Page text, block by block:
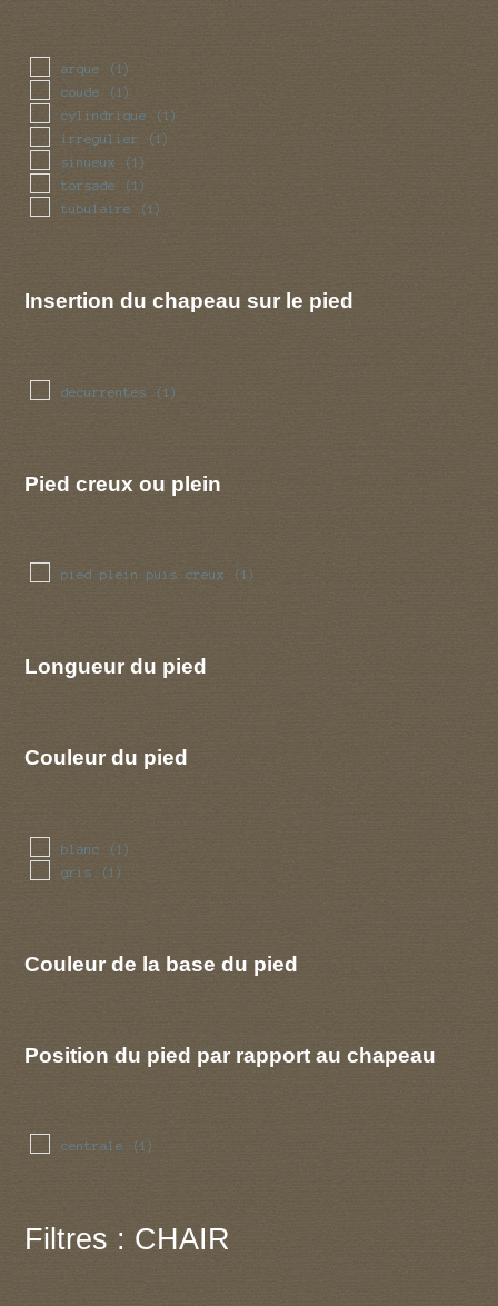
arque (1)
coude (1)
cylindrique (1)
irregulier (1)
sinueux (1)
torsade (1)
tubulaire (1)
Insertion du chapeau sur le pied
decurrentes (1)
Pied creux ou plein
pied plein puis creux (1)
Longueur du pied
Couleur du pied
blanc (1)
gris (1)
Couleur de la base du pied
Position du pied par rapport au chapeau
centrale (1)
Filtres : CHAIR